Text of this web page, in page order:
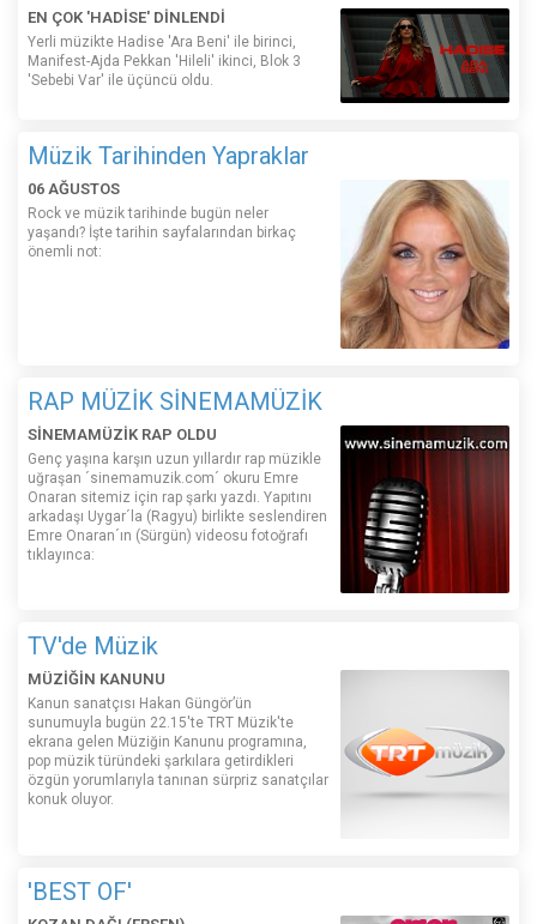
EN ÇOK 'HADİSE' DİNLENDİ
Yerli müzikte Hadise 'Ara Beni' ile birinci,
Manifest-Ajda Pekkan 'Hileli' ikinci, Blok 3
'Sebebi Var' ile üçüncü oldu.
Müzik Tarihinden Yapraklar
06 AĞUSTOS
Rock ve müzik tarihinde bugün neler
yaşandı? İşte tarihin sayfalarından birkaç
önemli not:
RAP MÜZİK SİNEMAMÜZİK
SİNEMAMÜZİK RAP OLDU
Genç yaşına karşın uzun yıllardır rap müzikle
uğraşan ´sinemamuzik.com´ okuru Emre
Onaran sitemiz için rap şarkı yazdı. Yapıtını
arkadaşı Uygar´la (Ragyu) birlikte seslendiren
Emre Onaran´ın (Sürgün) videosu fotoğrafı
tıklayınca:
TV'de Müzik
MÜZİĞİN KANUNU
Kanun sanatçısı Hakan Güngör’ün
sunumuyla bugün 22.15'te TRT Müzik'te
ekrana gelen Müziğin Kanunu programına,
pop müzik türündeki şarkılara getirdikleri
özgün yorumlarıyla tanınan sürpriz sanatçılar
konuk oluyor.
'BEST OF'